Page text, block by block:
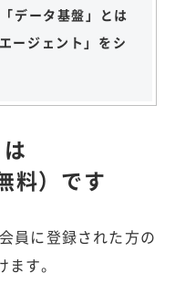
データ基盤」とは
ージェント」をシ
料）です
員に登録された方の
す。